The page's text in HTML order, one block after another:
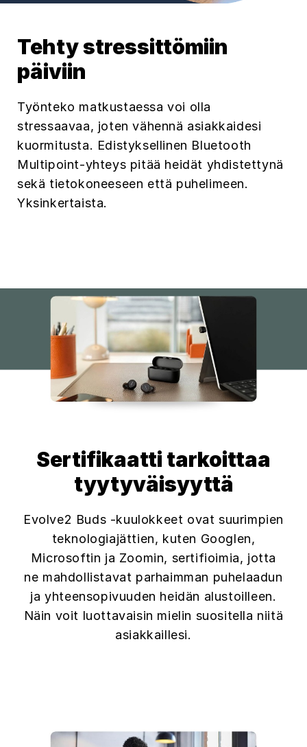
Tehty stressittömiin
päiviin
Työnteko matkustaessa voi olla
stressaavaa, joten vähennä asiakkaidesi
kuormitusta. Edistyksellinen Bluetooth
Multipoint-yhteys pitää heidät yhdistettynä
sekä tietokoneeseen että puhelimeen.
Yksinkertaista.
Sertifikaatti tarkoittaa
tyytyväisyyttä
Evolve2 Buds -kuulokkeet ovat suurimpien
teknologiajättien, kuten Googlen,
Microsoftin ja Zoomin, sertifioimia, jotta
ne mahdollistavat parhaimman puhelaadun
ja yhteensopivuuden heidän alustoilleen.
Näin voit luottavaisin mielin suositella niitä
asiakkaillesi.